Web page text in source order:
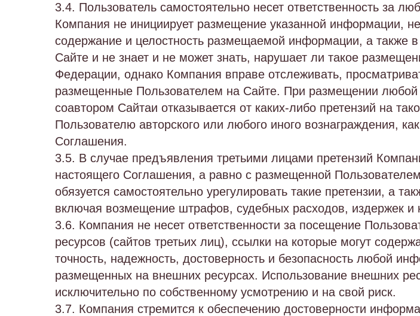
3.4. Пользователь самостоятельно несет ответственность
Компания не инициирует размещение указанной информации,
содержание и целостность размещаемой информации, а
Сайте и не знает и не может знать, нарушает ли такое
Федерации, однако Компания вправе отслеживать,
размещенные Пользователем на Сайте. При размещении
соавтором Сайтаи отказывается от каких-либо претензий на
Пользователю авторского или любого иного вознаграждения,
Соглашения.
3.5. В случае предъявления третьими лицами претензий
настоящего Соглашения, а равно с размещенной
обязуется самостоятельно урегулировать такие претензии, а
включая возмещение штрафов, судебных расходов, издержек и
3.6. Компания не несет ответственности за посещение
ресурсов (сайтов третьих лиц), ссылки на которые могут
точность, надежность, достоверность и безопасность любой
размещенных на внешних ресурсах. Использование внешних
исключительно по собственному усмотрению и на свой риск.
3.7. Компания стремится к обеспечению достоверности